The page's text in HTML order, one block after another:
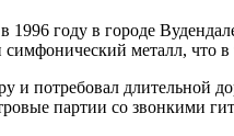
1996 году в городе
металл, что
и потребовал длительной
партии со